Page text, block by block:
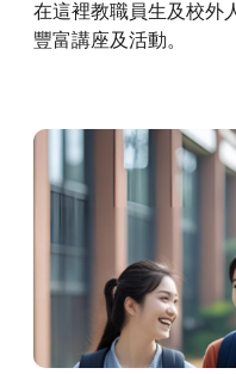
在這裡教職員生及校外
豐富講座及活動。